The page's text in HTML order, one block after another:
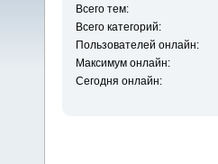
Всего тем:
Всего категорий:
Пользователей онлайн:
Максимум онлайн:
Сегодня онлайн: